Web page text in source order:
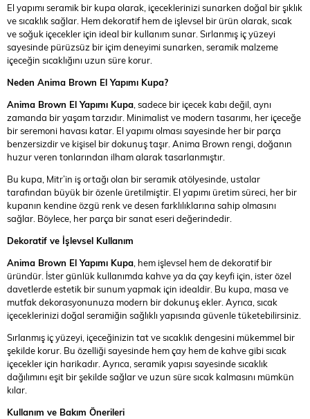
El yapımı seramik bir kupa olarak, içeceklerinizi sunarken doğal bir şıklık
ve sıcaklık sağlar. Hem dekoratif hem de işlevsel bir ürün olarak, sıcak
ve soğuk içecekler için ideal bir kullanım sunar. Sırlanmış iç yüzeyi
sayesinde pürüzsüz bir içim deneyimi sunarken, seramik malzeme
içeceğin sıcaklığını uzun süre korur.
Neden Anima Brown El Yapımı Kupa?
Anima Brown El Yapımı Kupa, sadece bir içecek kabı değil, aynı
zamanda bir yaşam tarzıdır. Minimalist ve modern tasarımı, her içeceğe
bir seremoni havası katar. El yapımı olması sayesinde her bir parça
benzersizdir ve kişisel bir dokunuş taşır. Anima Brown rengi, doğanın
huzur veren tonlarından ilham alarak tasarlanmıştır.
Bu kupa, Mitr’in iş ortağı olan bir seramik atölyesinde, ustalar
tarafından büyük bir özenle üretilmiştir. El yapımı üretim süreci, her bir
kupanın kendine özgü renk ve desen farklılıklarına sahip olmasını
sağlar. Böylece, her parça bir sanat eseri değerindedir.
Dekoratif ve İşlevsel Kullanım
Anima Brown El Yapımı Kupa, hem işlevsel hem de dekoratif bir
üründür. İster günlük kullanımda kahve ya da çay keyfi için, ister özel
davetlerde estetik bir sunum yapmak için idealdir. Bu kupa, masa ve
mutfak dekorasyonunuza modern bir dokunuş ekler. Ayrıca, sıcak
içeceklerinizi doğal seramiğin sağlıklı yapısında güvenle tüketebilirsiniz.
Sırlanmış iç yüzeyi, içeceğinizin tat ve sıcaklık dengesini mükemmel bir
şekilde korur. Bu özelliği sayesinde hem çay hem de kahve gibi sıcak
içecekler için harikadır. Ayrıca, seramik yapısı sayesinde sıcaklık
dağılımını eşit bir şekilde sağlar ve uzun süre sıcak kalmasını mümkün
kılar.
Kullanım ve Bakım Önerileri